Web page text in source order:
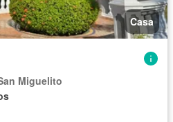
Casa
Miguelito